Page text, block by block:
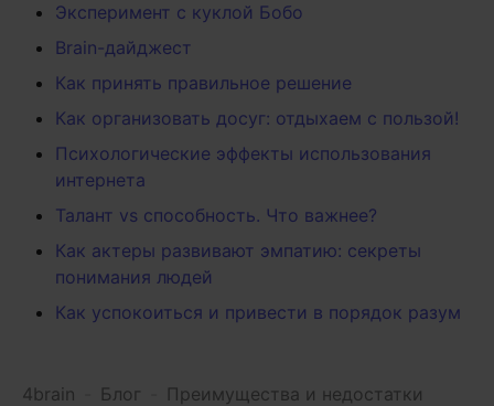
Эксперимент с куклой Бобо
Brain-дайджест
Как принять правильное решение
Как организовать досуг: отдыхаем с пользой!
Психологические эффекты использования
интернета
Талант vs способность. Что важнее?
Как актеры развивают эмпатию: секреты
понимания людей
Как успокоиться и привести в порядок разум
4brain Блог
Преимущества и недостатки